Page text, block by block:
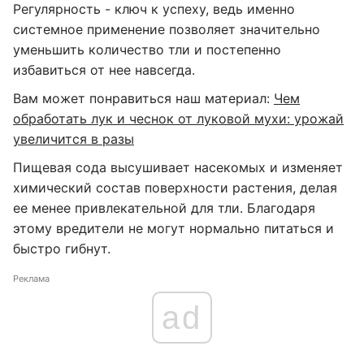
Регулярность - ключ к успеху, ведь именно
системное применение позволяет значительно
уменьшить количество тли и постепенно
избавиться от нее навсегда.
Вам может понравиться наш материал: Чем
обработать лук и чеснок от луковой мухи: урожай
увеличится в разы
Пищевая сода высушивает насекомых и изменяет
химический состав поверхности растения, делая
ее менее привлекательной для тли. Благодаря
этому вредители не могут нормально питаться и
быстро гибнут.
Реклама
ad